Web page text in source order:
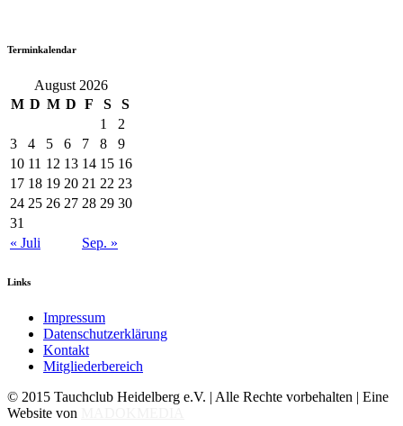
Terminkalendar
August 2026
M D M D F S
S
1
2
3
4 5 6 7 8
9
10 11 12 13 14 15 16
17 18 19 20 21 22 23
24 25 26 27 28 29 30
31
« Juli
Sep. »
Links
Impressum
Datenschutzerklärung
Kontakt
Mitgliederbereich
© 2015 Tauchclub Heidelberg e.V. | Alle Rechte vorbehalten | Eine
Website von